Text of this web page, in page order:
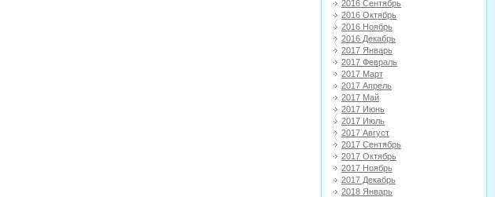
2016 Сентябрь
2016 Октябрь
2016 Ноябрь
2016 Декабрь
2017 Январь
2017 Февраль
2017 Март
2017 Апрель
2017 Май
2017 Июнь
2017 Июль
2017 Август
2017 Сентябрь
2017 Октябрь
2017 Ноябрь
2017 Декабрь
2018 Январь